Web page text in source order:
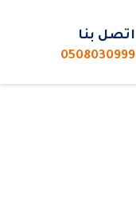
اتصل بنا
0508030999